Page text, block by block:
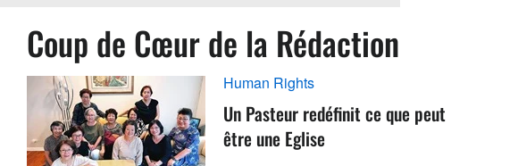
Coup de Cœur de la Rédaction
Human Rights
Un Pasteur redéfinit ce que peut
être une Eglise